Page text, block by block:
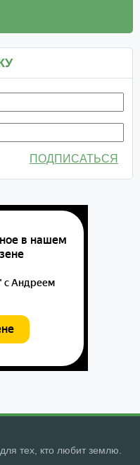
ПОДПИСАТЬСЯ
тех, кто любит землю.